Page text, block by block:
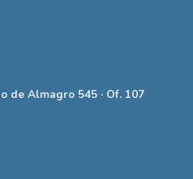
de Almagro 545 · Of. 107